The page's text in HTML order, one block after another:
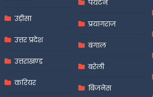
उड़ीसा
उत्तर प्रदेश
उत्तराखण्ड
करियर
पर्यटन
प्रयागराज
बंगाल
बरेली
बिजनेस